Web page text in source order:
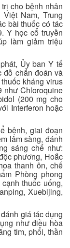
cho bệnh nhân
Nam, Trung
bài thuốc có tác
Y học cổ truyền
làm giảm triệu
Ủy ban Y tế
đồ chẩn đoán và
kháng virus
như Chloroquine
(200 mg cho
Interferon hoặc
bệnh, giai đoạn
lâm sàng, đánh
sáng chế như:
phương, Hoắc
thanh ôn, chế
Phòng phong
thuốc uống,
Xuebijing,
giá tác dụng
như điều hòa
tim, phổi, thần